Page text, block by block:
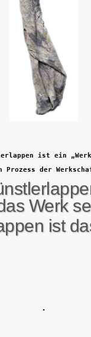
ist ein
Prozess der
Werk
ist
.